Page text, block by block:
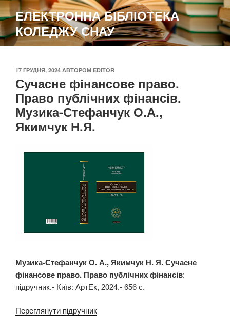
Перейти
до
вмісту
ЕЛЕКТРОННА БІБЛІОТЕКА
КОЛЕДЖУ СНАУ
ОПУБЛІКОВАНО
17 ГРУДНЯ, 2024 АВТОРОМ EDITOR
Сучасне фінансове право.
Право публічних фінансів.
Музика-Стефанчук О.А.,
Якимчук Н.Я.
Музика-Стефанчук О. А., Якимчук Н. Я.Сучасне
фінансове право. Право публічних фінансів:
підручник.- Київ: АртЕк, 2024.- 656 с.
Переглянути підручник